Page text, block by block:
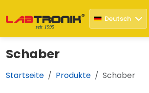
seit 1995
Deutsch
Schaber
Startseite Produkte Schaber